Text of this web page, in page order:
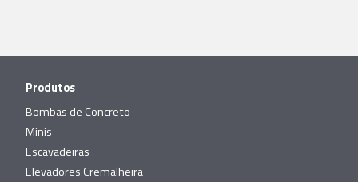
Produtos
Bombas de Concreto
Minis
Escavadeiras
Elevadores Cremalheira